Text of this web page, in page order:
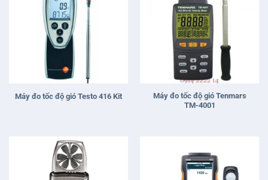
Máy đo tốc độ gió Testo 416 Kit
Máy đo tốc độ gió Tenmars
TM-4001